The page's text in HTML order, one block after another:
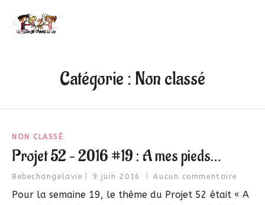
Catégorie : Non classé
NON CLASSÉ
Projet 52 – 2016 #19 : A mes pieds…
Bebechangelavie 9 juin 2016 Aucun commentaire
Pour la semaine 19, le thème du Projet 52 était « A